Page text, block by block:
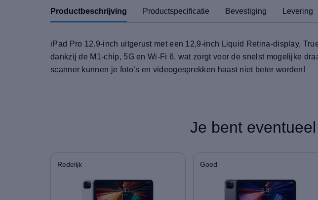
Productbeschrijving Productspecificatie Bevestiging Levering
iPad Pro 12.9-inch uitgerust met een 12,9-inch Liquid Retina-display,
dankzij de M1-chip, 5G en Wi-Fi 6, wat zorgt voor de snelst mogelijke
scanner kunnen je foto’s en videogesprekken haast niet beter worden!
Je bent
Redelijk Goed